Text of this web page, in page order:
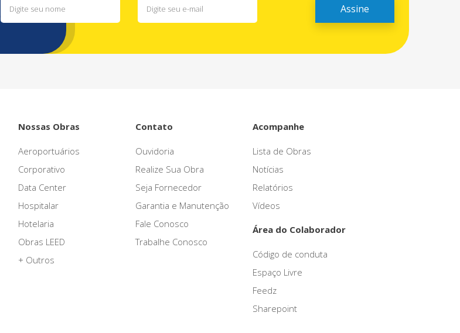
Nossas Obras
Aeroportuários
Corporativo
Data Center
Hospitalar
Hotelaria
Obras LEED
+ Outros
Contato
Ouvidoria
Realize Sua Obra
Seja Fornecedor
Garantia e Manutenção
Fale Conosco
Trabalhe Conosco
Acompanhe
Lista de Obras
Notícias
Relatórios
Vídeos
Área do Colaborador
Código de conduta
Espaço Livre
Feedz
Sharepoint